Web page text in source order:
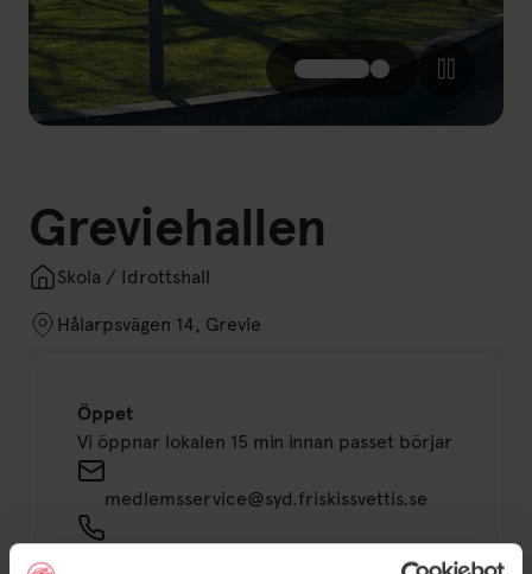
Greviehallen
Skola / Idrottshall
Hålarpsvägen 14, Grevie
Öppet
Vi öppnar lokalen 15 min innan passet börjar
medlemsservice@syd.friskissvettis.se